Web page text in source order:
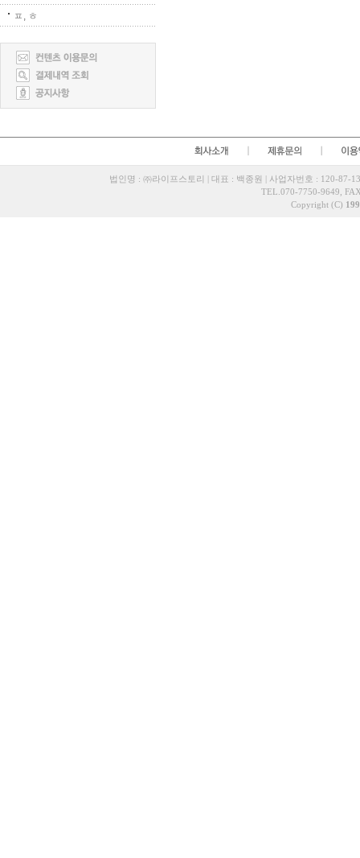
ㅍ, ㅎ
법인명 : ㈜라이프스토리 | 대표 : 백종원 | 사업자번호 : 120-87-
TEL.070-7750-9649,
Copyright (C)